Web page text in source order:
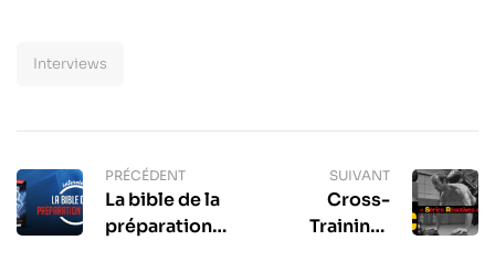
Interviews
PRÉCÉDENT
La bible de la
préparation
SUIVANT
Cross-
Training :